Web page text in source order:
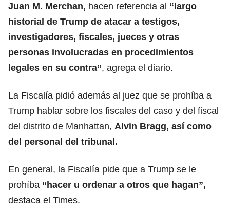
Juan M. Merchan, hacen referencia al “largo
historial de Trump de atacar a testigos,
investigadores, fiscales, jueces y otras
personas involucradas en procedimientos
legales en su contra”, agrega el diario.
La Fiscalía pidió además al juez que se prohíba a
Trump hablar sobre los fiscales del caso y del fiscal
del distrito de Manhattan, Alvin Bragg, así como
del personal del tribunal.
En general, la Fiscalía pide que a Trump se le
prohíba “hacer u ordenar a otros que hagan”,
destaca el Times.